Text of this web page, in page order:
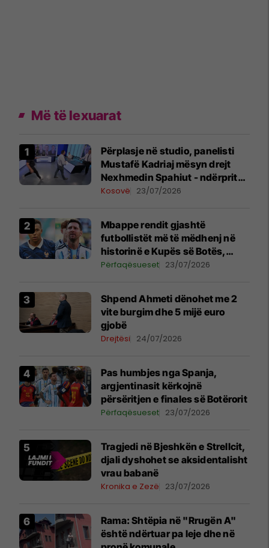
Më të lexuarat
Përplasje në studio, panelisti
Mustafë Kadriaj mësyn drejt
Nexhmedin Spahiut - ndërpritet
transmetimi
Kosovë 23/07/2026
Mbappe rendit gjashtë
futbollistët më të mëdhenj në
historinë e Kupës së Botës,
Messi mbetet i dyti
Përfaqësueset 23/07/2026
Shpend Ahmeti dënohet me 2
vite burgim dhe 5 mijë euro
gjobë
Drejtësi 24/07/2026
Pas humbjes nga Spanja,
argjentinasit kërkojnë
përsëritjen e finales së Botërorit
Përfaqësueset 23/07/2026
Tragjedi në Bjeshkën e Strellcit,
djali dyshohet se aksidentalisht
vrau babanë
Kronika e Zezë 23/07/2026
Rama: Shtëpia në "Rrugën A"
është ndërtuar pa leje dhe në